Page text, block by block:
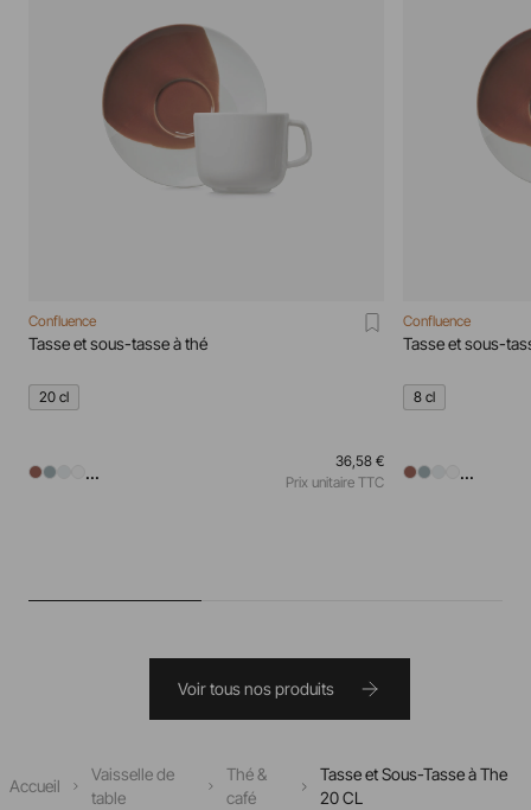
Confluence
Tasse et sous-tasse à thé
20 cl
...
36,58 €
Prix unitaire TTC
Confluence
Tasse et sous-
8 cl
...
Voir tous nos produits
Accueil
Vaisselle de
table
Thé &
café
Tasse et Sous-Tasse à The
20 CL